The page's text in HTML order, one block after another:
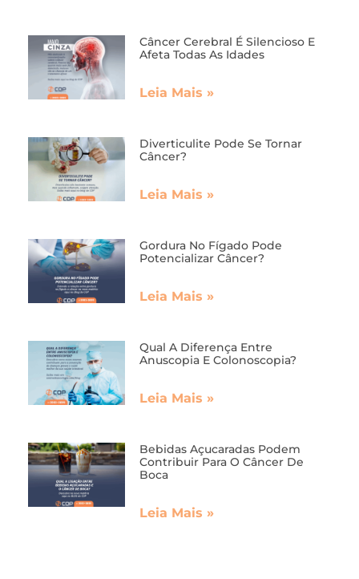
Câncer Cerebral É Silencioso E
Afeta Todas As Idades
Leia Mais »
Diverticulite Pode Se Tornar
Câncer?
Leia Mais »
Gordura No Fígado Pode
Potencializar Câncer?
Leia Mais »
Qual A Diferença Entre
Anuscopia E Colonoscopia?
Leia Mais »
Bebidas Açucaradas Podem
Contribuir Para O Câncer De
Boca
Leia Mais »